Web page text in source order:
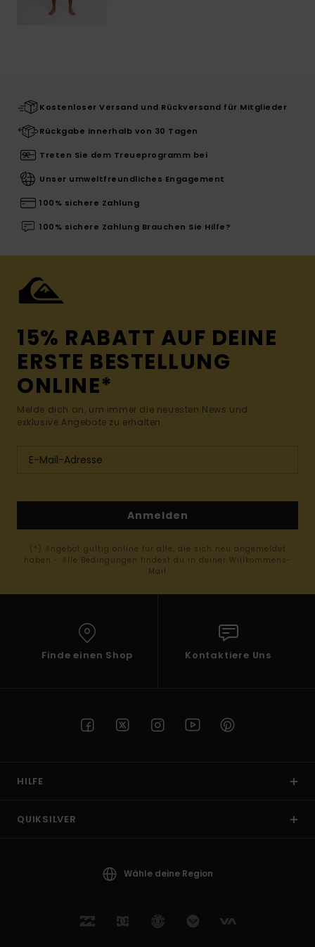
Kostenloser Versand und Rückversand für Mitglieder
Rückgabe innerhalb von 30 Tagen
Treten Sie dem Treueprogramm bei
Unser umweltfreundliches Engagement
100% sichere Zahlung
100% sichere Zahlung Brauchen Sie Hilfe?
15% RABATT AUF DEINE
ERSTE BESTELLUNG
ONLINE*
Melde dich an, um immer die neuesten News und
exklusive Angebote zu erhalten.
Anmelden
(*) Angebot gültig online für alle, die sich neu angemeldet
haben - Alle Bedingungen findest du in deiner Willkommens-
Mail
Finde einen Shop Kontaktiere Uns
HILFE
QUIKSILVER
Wähle deine Region